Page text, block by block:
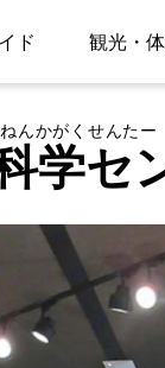
ド 観光・
学セ
んかがくせんたー